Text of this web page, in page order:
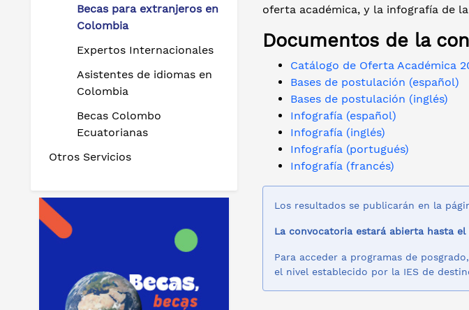
Becas para extranjeros en
Colombia
Expertos Internacionales
Asistentes de idiomas en
Colombia
Becas Colombo
Ecuatorianas
Otros Servicios
oferta académica, y la infografía de
Documentos de la
Catálogo de Oferta Académica
Bases de postulación (español)
Bases de postulación (inglés)
Infografía (español)
Infografía (inglés)
Infografía (portugués)
Infografía (francés)
Los resultados se publicarán en la
La convocatoria estará abierta hasta
Para acceder a programas de
el nivel establecido por la IES de